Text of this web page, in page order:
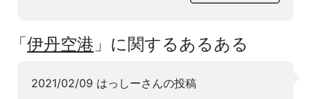
「伊丹空港 」に関するあるある
2021/02/09 はっしーさんの投稿